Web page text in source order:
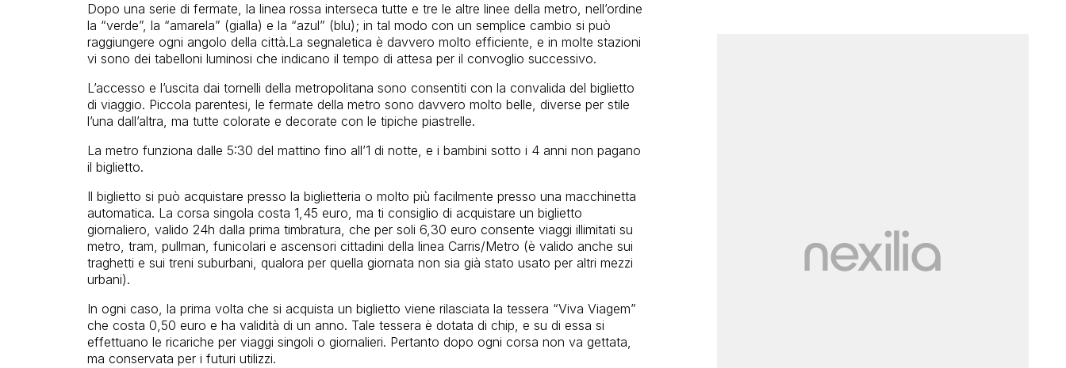
Dopo una serie di fermate, la linea rossa interseca tutte e tre le altre linee della metro, nell’ordine
la “verde”, la “amarela” (gialla) e la “azul” (blu); in tal modo con un semplice cambio si può
raggiungere ogni angolo della città.La segnaletica è davvero molto efficiente, e in molte stazioni
vi sono dei tabelloni luminosi che indicano il tempo di attesa per il convoglio successivo.
L’accesso e l’uscita dai tornelli della metropolitana sono consentiti con la convalida del biglietto
di viaggio. Piccola parentesi, le fermate della metro sono davvero molto belle, diverse per stile
l’una dall’altra, ma tutte colorate e decorate con le tipiche piastrelle.
La metro funziona dalle 5:30 del mattino fino all’1 di notte, e i bambini sotto i 4 anni non pagano
il biglietto.
Il biglietto si può acquistare presso la biglietteria o molto più facilmente presso una macchinetta
automatica. La corsa singola costa 1,45 euro, ma ti consiglio di acquistare un biglietto
giornaliero, valido 24h dalla prima timbratura, che per soli 6,30 euro consente viaggi illimitati su
metro, tram, pullman, funicolari e ascensori cittadini della linea Carris/Metro (è valido anche sui
traghetti e sui treni suburbani, qualora per quella giornata non sia già stato usato per altri mezzi
urbani).
In ogni caso, la prima volta che si acquista un biglietto viene rilasciata la tessera “Viva Viagem”
che costa 0,50 euro e ha validità di un anno. Tale tessera è dotata di chip, e su di essa si
effettuano le ricariche per viaggi singoli o giornalieri. Pertanto dopo ogni corsa non va gettata,
ma conservata per i futuri utilizzi.